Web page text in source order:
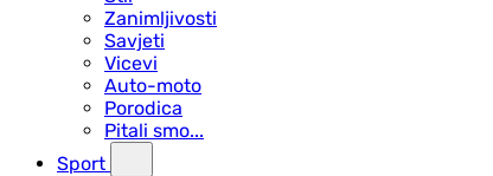
Zanimljivosti
Savjeti
Vicevi
Auto-moto
Porodica
Pitali smo...
Sport